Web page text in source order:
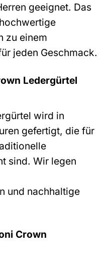
geeignet. Das
zu einem
jeden Geschmack.
Ledergürtel
wird in
gefertigt, die für
sind. Wir legen
und nachhaltige
Crown